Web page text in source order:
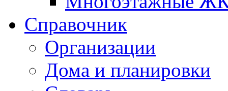
Справочник
Организации
Дома и планировки